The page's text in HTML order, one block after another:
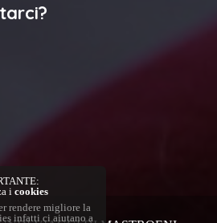
i cookies
rendere migliore la
infatti ci aiutano a